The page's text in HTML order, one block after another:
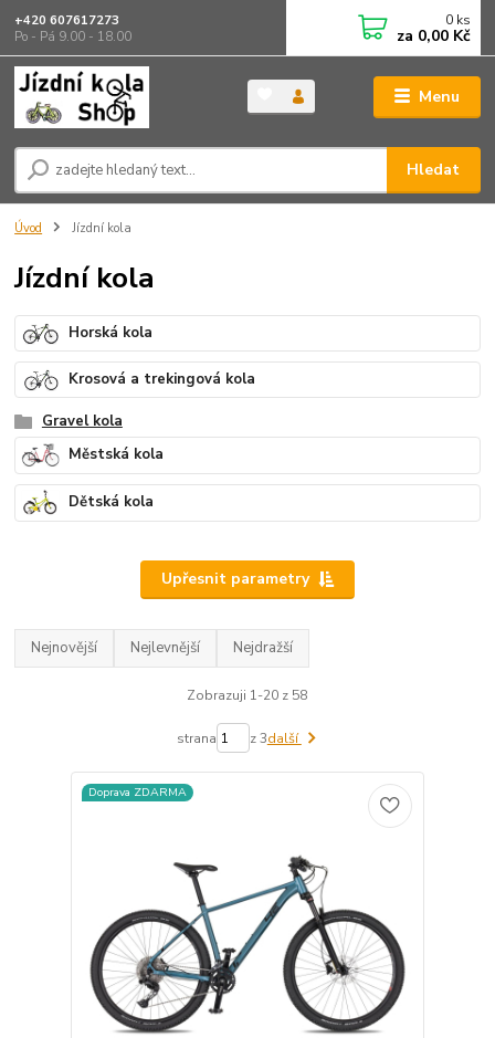
Menu
Hledat
+420 607617273
Po - Pá 9.00 - 18.00
0 ks
za 0,00 Kč
Úvod Jízdní kola
Jízdní kola
Horská kola
Krosová a trekingová kola
Gravel kola
Městská kola
Dětská kola
Upřesnit parametry
Nejnovější Nejlevnější Nejdražší
Zobrazuji 1-20 z 58
strana z 3další
Doprava ZDARMA